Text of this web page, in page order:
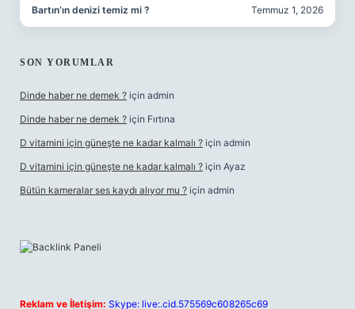
Bartın’ın denizi temiz mi ? Temmuz 1, 2026
SON YORUMLAR
Dinde haber ne demek ? için admin
Dinde haber ne demek ? için Fırtına
D vitamini için güneşte ne kadar kalmalı ? için admin
D vitamini için güneşte ne kadar kalmalı ? için Ayaz
Bütün kameralar ses kaydı alıyor mu ? için admin
Reklam ve İletişim: Skype: live:.cid.575569c608265c69